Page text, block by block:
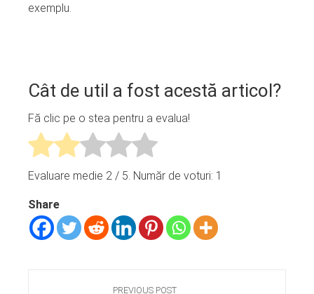
exemplu.
Cât de util a fost acestă articol?
Fă clic pe o stea pentru a evalua!
Evaluare medie 2 / 5. Număr de voturi: 1
Share
PREVIOUS POST